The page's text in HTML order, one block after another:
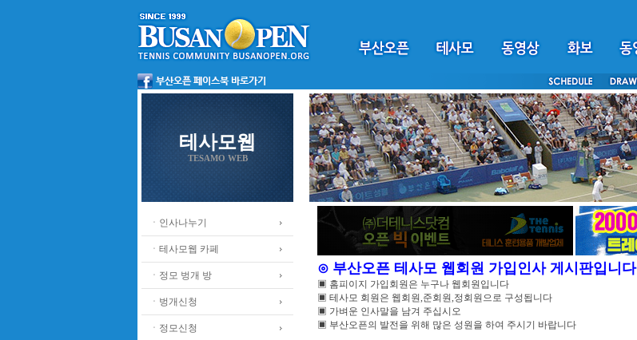
테사모웹
TESAMO WEB
ㆍ인사나누기
ㆍ테사모웹 카페
ㆍ정모 벙개 방
ㆍ벙개신청
ㆍ정모신청
⊙ 부산오픈 테사모 웹회원 가입인사 게시판입니다
▣ 홈피이지 가입회원은 누구나 웹회원입니다
▣ 테사모 회원은 웹회원,준회원,정회원으로 구성됩니다
▣ 가벼운 인사말을 남겨 주십시오
▣ 부산오픈의 발전을 위해 많은 성원을 하여 주시기 바랍니다